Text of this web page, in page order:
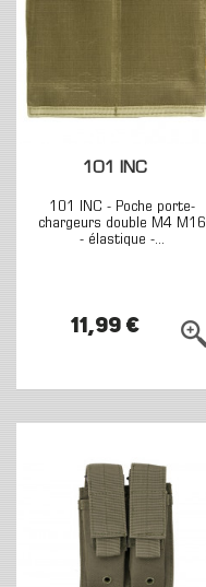
101 INC
101 INC - Poche porte-
chargeurs double M4 M16
- élastique -...
11,99 €